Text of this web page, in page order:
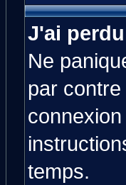
J'ai
Ne
par
temps.